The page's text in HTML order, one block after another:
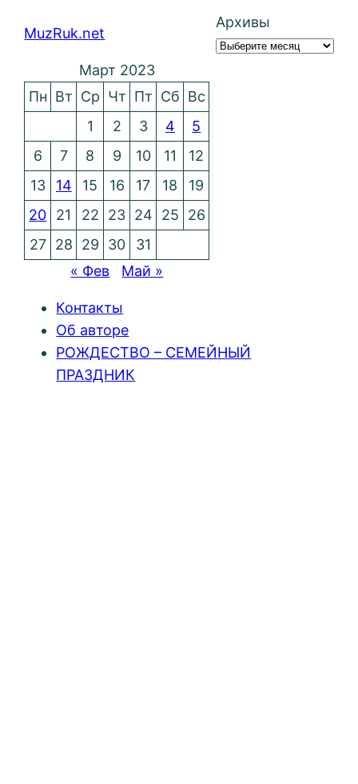
MuzRuk.net
Архивы
Март 2023
Пн Вт Ср Чт Пт Сб Вс
1
2 3 4
5
6
7 8 9 10 11
12
13
14 15 16 17 18
19
20
21 22 23 24 25
26
27 28 29 30
31
« Фев
Май »
Контакты
Об авторе
РОЖДЕСТВО – СЕМЕЙНЫЙ
ПРАЗДНИК